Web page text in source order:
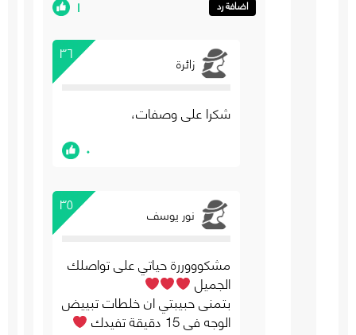
اضافة رد ١
٣٦ زائرة
شكرا على وصفات،
٠
٣٥ نور يوسف
مشكوووررة حياتي على تواصلك
الجميل
بتمنى حبيبتي ان خلطات تبييض
الوجه في 15 دقيقة تفيدك